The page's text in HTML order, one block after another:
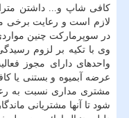
کافی شاپ و... داشتن
لازم است و رعایت برخی
در سوپرمارکت چنین
وی با تکیه بر لزوم
واحدهای دارای مجوز
عرضه آبمیوه و بستنی یا
مشتری مداری نسبت به
شود تا آنها مشتریانی